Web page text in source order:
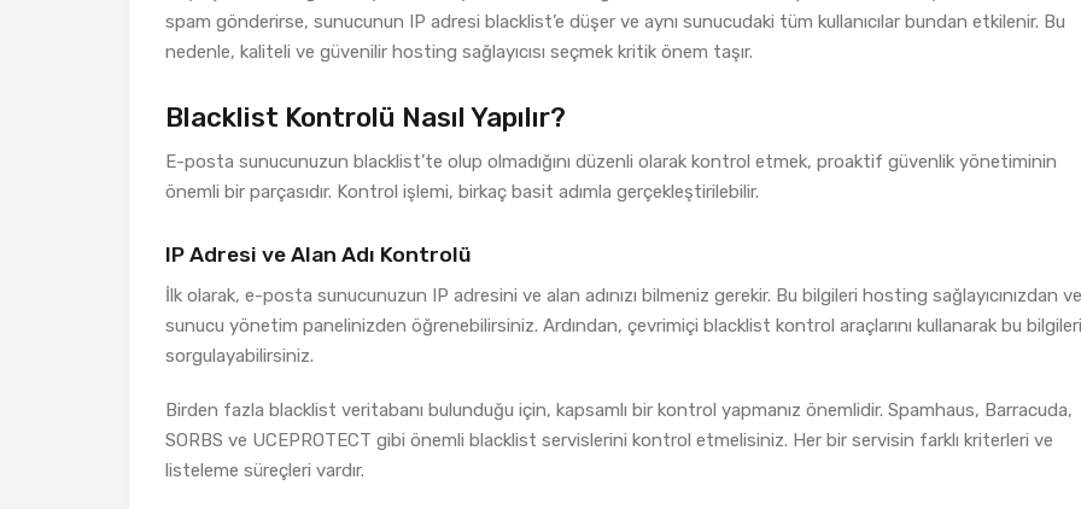
spam gönderirse, sunucunun IP adresi blacklist’e düşer ve aynı sunucudaki tüm kullanıcılar bundan etkilenir. Bu
nedenle, kaliteli ve güvenilir hosting sağlayıcısı seçmek kritik önem taşır.
Blacklist Kontrolü Nasıl Yapılır?
E-posta sunucunuzun blacklist’te olup olmadığını düzenli olarak kontrol etmek, proaktif güvenlik yönetiminin
önemli bir parçasıdır. Kontrol işlemi, birkaç basit adımla gerçekleştirilebilir.
IP Adresi ve Alan Adı Kontrolü
İlk olarak, e-posta sunucunuzun IP adresini ve alan adınızı bilmeniz gerekir. Bu bilgileri hosting sağlayıcınızdan
sunucu yönetim panelinizden öğrenebilirsiniz. Ardından, çevrimiçi blacklist kontrol araçlarını kullanarak bu bilgileri
sorgulayabilirsiniz.
Birden fazla blacklist veritabanı bulunduğu için, kapsamlı bir kontrol yapmanız önemlidir. Spamhaus, Barracuda,
SORBS ve UCEPROTECT gibi önemli blacklist servislerini kontrol etmelisiniz. Her bir servisin farklı kriterleri ve
listeleme süreçleri vardır.